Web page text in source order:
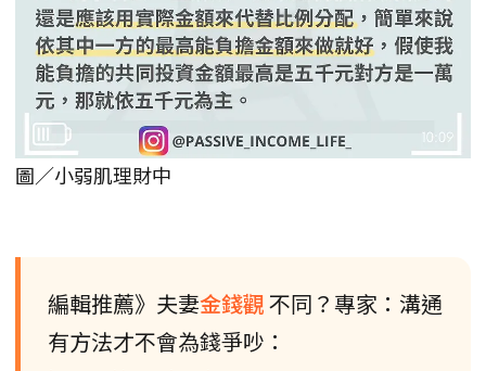
圖／小弱肌理財中
編輯推薦》夫妻金錢觀不同？專家：溝通
有方法才不會為錢爭吵：